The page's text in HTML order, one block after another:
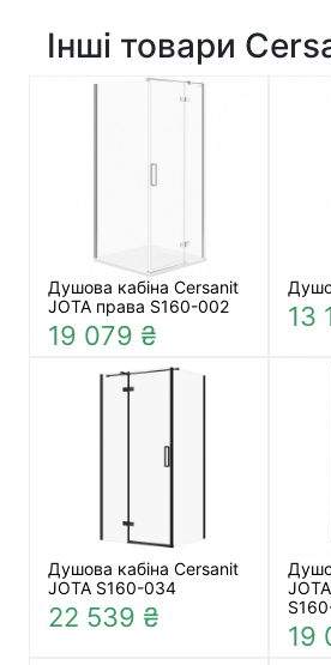
Інші товари
Душова кабіна Cersanit
JOTA права S160-002
19 079 ₴
13
Душова кабіна Cersanit
JOTA S160-034
22 539 ₴
19